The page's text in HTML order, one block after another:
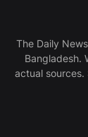
The Daily
Bangladesh.
actual sources.